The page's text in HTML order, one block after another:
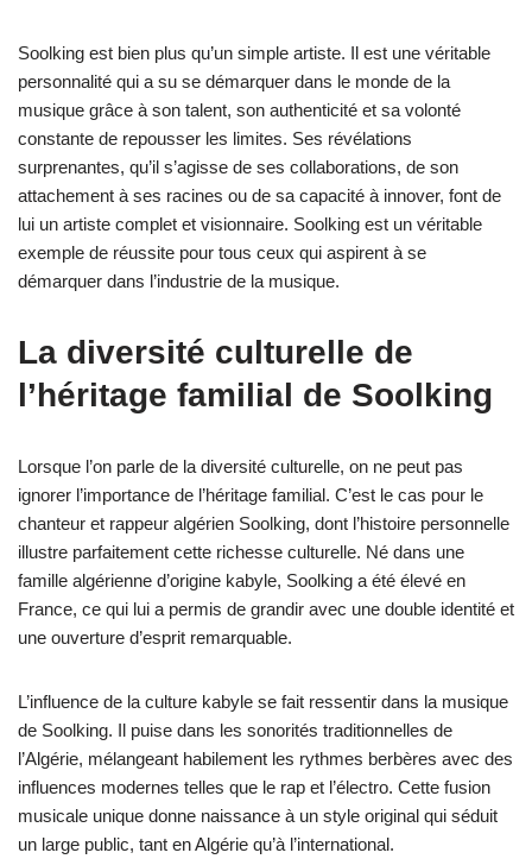
Soolking est bien plus qu’un simple artiste. Il est une véritable
personnalité qui a su se démarquer dans le monde de la
musique grâce à son talent, son authenticité et sa volonté
constante de repousser les limites. Ses révélations
surprenantes, qu’il s’agisse de ses collaborations, de son
attachement à ses racines ou de sa capacité à innover, font de
lui un artiste complet et visionnaire. Soolking est un véritable
exemple de réussite pour tous ceux qui aspirent à se
démarquer dans l’industrie de la musique.
La diversité culturelle de
l’héritage familial de Soolking
Lorsque l’on parle de la diversité culturelle, on ne peut pas
ignorer l’importance de l’héritage familial. C’est le cas pour le
chanteur et rappeur algérien Soolking, dont l’histoire personnelle
illustre parfaitement cette richesse culturelle. Né dans une
famille algérienne d’origine kabyle, Soolking a été élevé en
France, ce qui lui a permis de grandir avec une double identité et
une ouverture d’esprit remarquable.
L’influence de la culture kabyle se fait ressentir dans la musique
de Soolking. Il puise dans les sonorités traditionnelles de
l’Algérie, mélangeant habilement les rythmes berbères avec des
influences modernes telles que le rap et l’électro. Cette fusion
musicale unique donne naissance à un style original qui séduit
un large public, tant en Algérie qu’à l’international.